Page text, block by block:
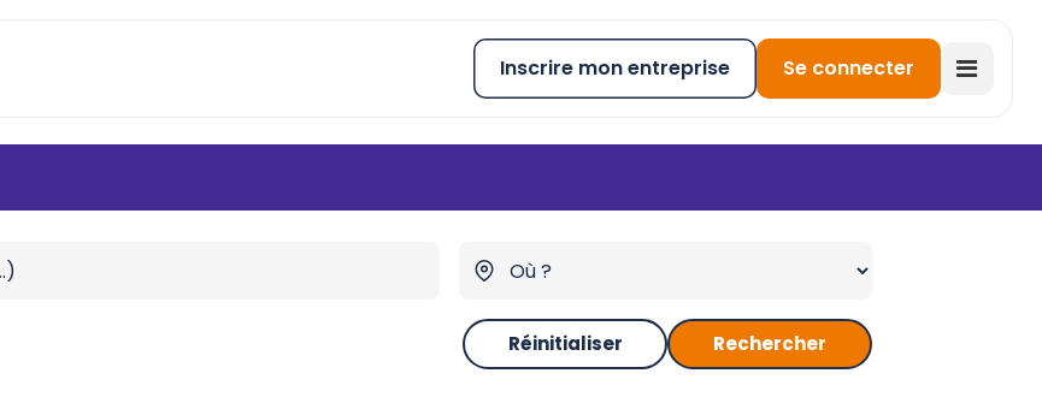
Inscrire mon entreprise Se connecter
Réinitialiser Rechercher